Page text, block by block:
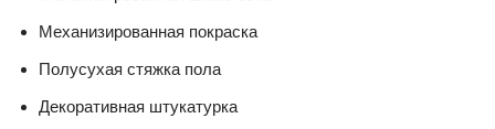
Механизированная покраска
Полусухая стяжка пола
Декоративная штукатурка